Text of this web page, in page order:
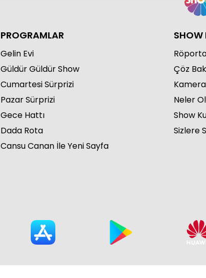
PROGRAMLAR
Gelin Evi
Güldür Güldür Show
Cumartesi Sürprizi
Pazar Sürprizi
Gece Hattı
Dada Rota
Cansu Canan İle Yeni Sayfa
SHOW
Çöz
Neler
Show
Sizlere